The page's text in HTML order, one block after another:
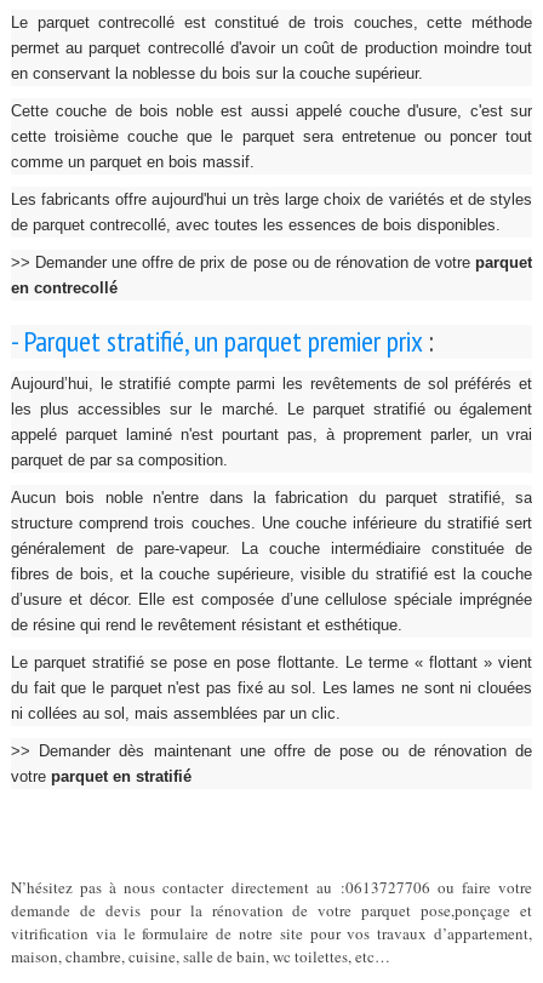
Le parquet contrecollé est constitué de trois couches, cette méthode
permet au parquet contrecollé d'avoir un coût de production moindre tout
en conservant la noblesse du bois sur la couche supérieur.
Cette couche de bois noble est aussi appelé couche d'usure, c'est sur
cette troisième couche que le parquet sera entretenue ou poncer tout
comme un parquet en bois massif.
Les fabricants offre aujourd'hui un très large choix de variétés et de styles
de parquet contrecollé, avec toutes les essences de bois disponibles.
>> Demander une offre de prix de pose ou de rénovation de votre parquet
en contrecollé
- Parquet stratifié, un parquet premier prix :
Aujourd’hui, le stratifié compte parmi les revêtements de sol préférés et
les plus accessibles sur le marché. Le parquet stratifié ou également
appelé parquet laminé n'est pourtant pas, à proprement parler, un vrai
parquet de par sa composition.
Aucun bois noble n'entre dans la fabrication du parquet stratifié, sa
structure comprend trois couches. Une couche inférieure du stratifié sert
généralement de pare-vapeur. La couche intermédiaire constituée de
fibres de bois, et la couche supérieure, visible du stratifié est la couche
d’usure et décor. Elle est composée d’une cellulose spéciale imprégnée
de résine qui rend le revêtement résistant et esthétique.
Le parquet stratifié se pose en pose flottante. Le terme « flottant » vient
du fait que le parquet n'est pas fixé au sol. Les lames ne sont ni clouées
ni collées au sol, mais assemblées par un clic.
>> Demander dès maintenant une offre de pose ou de rénovation de
votre parquet en stratifié
N’hésitez pas à nous contacter directement au :0613727706 ou faire votre
demande de devis pour la rénovation de votre parquet pose,ponçage et
vitrification via le formulaire de notre site pour vos travaux d’appartement,
maison, chambre, cuisine, salle de bain, wc toilettes, etc…